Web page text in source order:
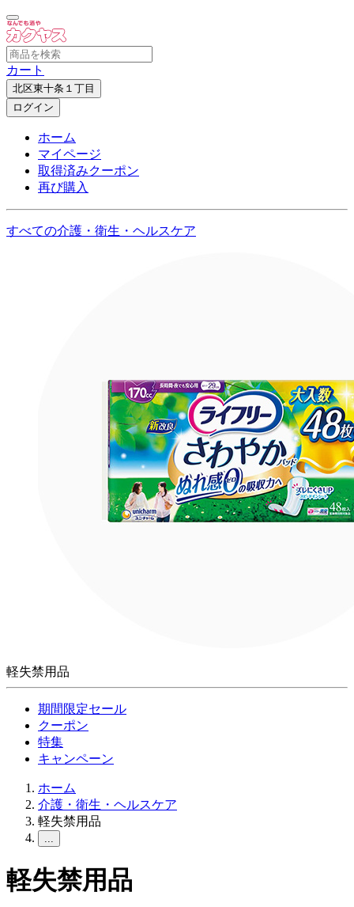
カート
北区東十条１丁目
ログイン
ホーム
マイページ
取得済みクーポン
再び購入
すべての介護・衛生・ヘルスケア
軽失禁用品
期間限定セール
クーポン
特集
キャンペーン
ホーム
介護・衛生・ヘルスケア
軽失禁用品
...
軽失禁用品